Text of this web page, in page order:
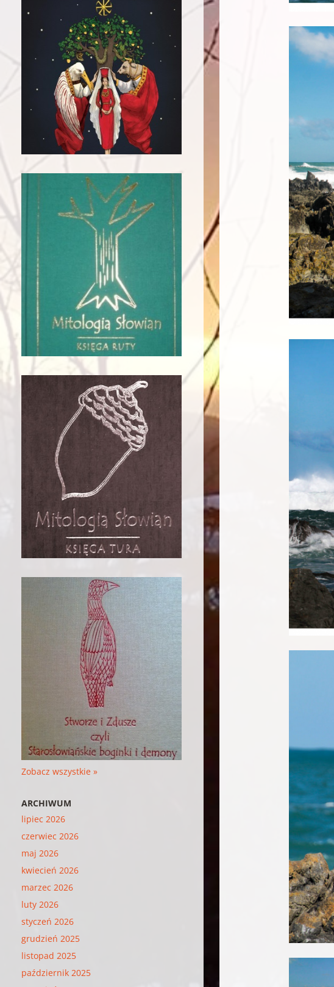
Zobacz wszystkie »
ARCHIWUM
lipiec 2026
czerwiec 2026
maj 2026
kwiecień 2026
marzec 2026
luty 2026
styczeń 2026
grudzień 2025
listopad 2025
październik 2025